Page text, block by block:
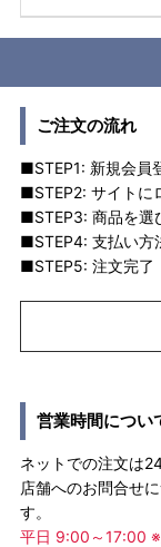
ご注文の流れ
■STEP1: 新規会員
■STEP2: サイトに
■STEP3: 商品を選
■STEP4: 支払い方
■STEP5: 注文完了
営業時間につい
ネットでの注文は
店舗へのお問合せ
す。
平日 9:00～17:00 ※